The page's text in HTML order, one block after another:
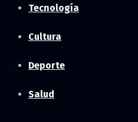
Tecnología
Cultura
Deporte
Salud